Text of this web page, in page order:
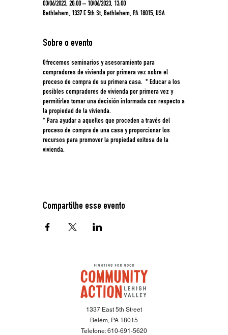
03/06/2023, 20:00 – 10/06/2023, 13:00
Bethlehem, 1337 E 5th St, Bethlehem, PA 18015, USA
Sobre o evento
Ofrecemos seminarios y asesoramiento para
compradores de vivienda por primera vez sobre el
proceso de compra de su primera casa. * Educar a los
posibles compradores de vivienda por primera vez y
permitirles tomar una decisión informada con respecto a
la propiedad de la vivienda.
* Para ayudar a aquellos que proceden a través del
proceso de compra de una casa y proporcionar los
recursos para promover la propiedad exitosa de la
vivienda.
Compartilhe esse evento
1337 East 5th Street
Belém, PA 18015
Telefone:610-691-5620